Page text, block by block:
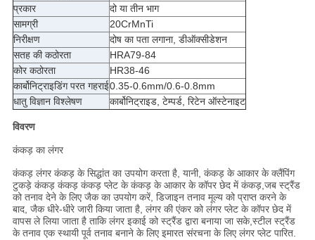
प्रकार
दो या तीन भाग
सामग्री
20CrMnTi
निरीक्षण
दोष का पता लगाना, डीऑक्सीडेशन
सतह की कठोरता
HRA79-84
कोर कठोरता
HR38-46
कार्बोनिट्राइडिंग परत गहराई0.35-0.6mm/0.6-0.8mm
धातु विज्ञान विश्लेषण
कार्बोनिट्राइड, टेम्पर्ड, रिटेन ऑस्टेनाइट
विवरण
कंकड़ का लंगर
कंकड़ लंगर कंकड़ के सिद्धांत का उपयोग करता है, यानी, कंकड़ के आकार के क्लैंपिंग
टुकड़े कंकड़ कंकड़ कंकड़ प्लेट के कंकड़ के आकार के कॉपर छेद में कंकड़,जब स्ट्रैंड
को तनाव देने के लिए जैक का उपयोग करें, डिजाइन तनाव मूल्य को प्राप्त करने के
बाद, जैक धीरे-धीरे जारी किया जाता है, लंगर की एंकर को लंगर प्लेट के कॉपर छेद में
वापस ले लिया जाता है ताकि लंगर इकाई को स्ट्रैंड द्वारा बनाया जा सके,स्टील स्ट्रैंड
के तनाव एक स्थायी पूर्व तनाव बनाने के लिए इमारत संरचना के लिए लंगर प्लेट पारित.